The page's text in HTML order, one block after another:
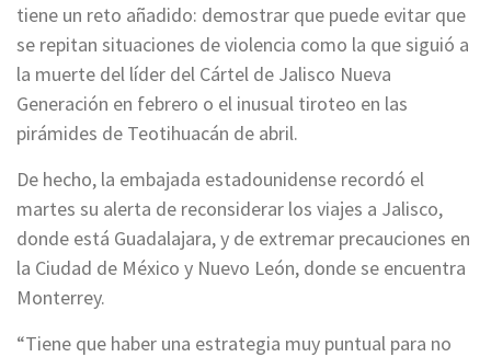
tiene un reto añadido: demostrar que puede evitar que
se repitan situaciones de violencia como la que siguió a
la muerte del líder del Cártel de Jalisco Nueva
Generación en febrero o el inusual tiroteo en las
pirámides de Teotihuacán de abril.
De hecho, la embajada estadounidense recordó el
martes su alerta de reconsiderar los viajes a Jalisco,
donde está Guadalajara, y de extremar precauciones en
la Ciudad de México y Nuevo León, donde se encuentra
Monterrey.
“Tiene que haber una estrategia muy puntual para no